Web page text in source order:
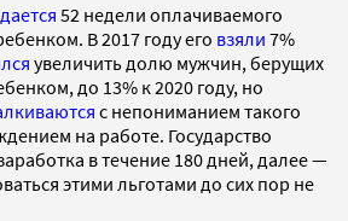
дается 52 недели оплачиваемого
В 2017 году его взяли 7%
увеличить долю мужчин, берущих
до 13% к 2020 году, но
с непониманием такого
на работе. Государство
в течение 180 дней, далее —
этими льготами до сих пор не